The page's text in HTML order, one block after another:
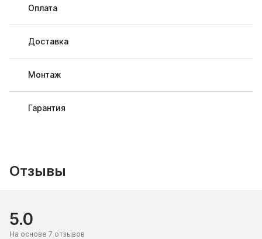
Оплата
Доставка
Монтаж
Гарантия
Отзывы
5.0
На основе 7 отзывов